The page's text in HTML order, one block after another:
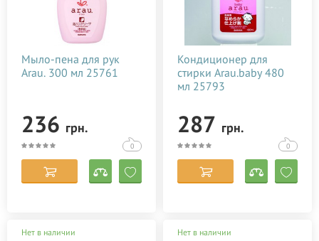
до
500
Применить
Производитель
Weleda (Веледа)
Arau Baby
Bebble
BIO Няня
Bioearth
BOCOTON Hydra
Chicco
Вид товара
Зубные щетки, пасты
Беременным
Детям
Маме после родов
Класс косметики
Люкс
Натуральная
Сбросить Показать
Мыло-пена для рук
Arau. 300 мл 25761
236 грн.
0
Кондиционер для
стирки Arau.baby 480
мл 25793
287 грн.
0
Нет в наличии Нет в наличии